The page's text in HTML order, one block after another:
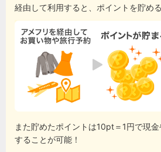
経由して利用すると、ポイントを貯め
また貯めたポイントは10pt＝1円で現
することが可能！